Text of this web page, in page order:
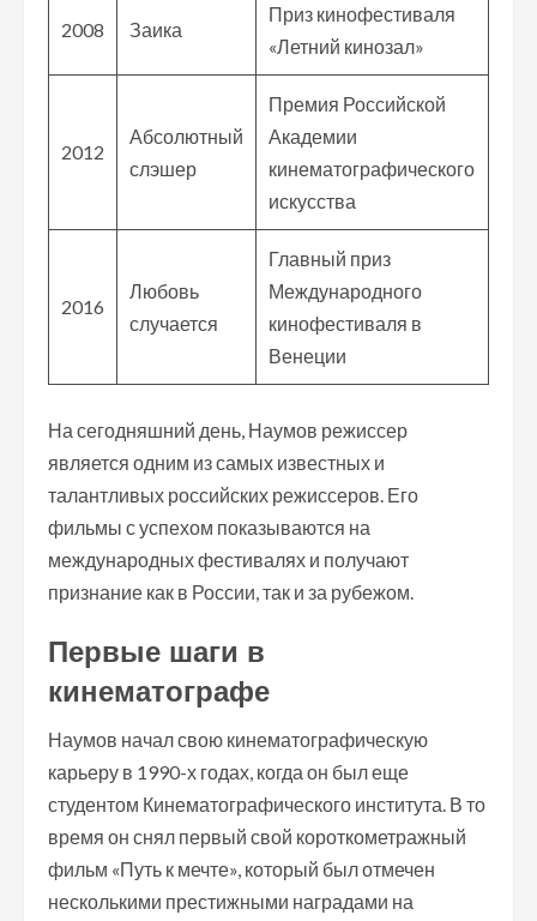
2008 Заика
Приз кинофестиваля
«Летний кинозал»
2012
Абсолютный
слэшер
Премия Российской
Академии
кинематографического
искусства
2016
Любовь
случается
Главный приз
Международного
кинофестиваля в
Венеции
На сегодняшний день, Наумов режиссер
является одним из самых известных и
талантливых российских режиссеров. Его
фильмы с успехом показываются на
международных фестивалях и получают
признание как в России, так и за рубежом.
Первые шаги в
кинематографе
Наумов начал свою кинематографическую
карьеру в 1990-х годах, когда он был еще
студентом Кинематографического института. В то
время он снял первый свой короткометражный
фильм «Путь к мечте», который был отмечен
несколькими престижными наградами на